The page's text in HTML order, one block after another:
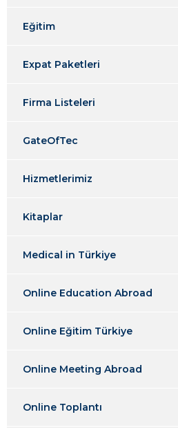
Eğitim
Expat Paketleri
Firma Listeleri
GateOfTec
Hizmetlerimiz
Kitaplar
Medical in Türkiye
Online Education Abroad
Online Eğitim Türkiye
Online Meeting Abroad
Online Toplantı